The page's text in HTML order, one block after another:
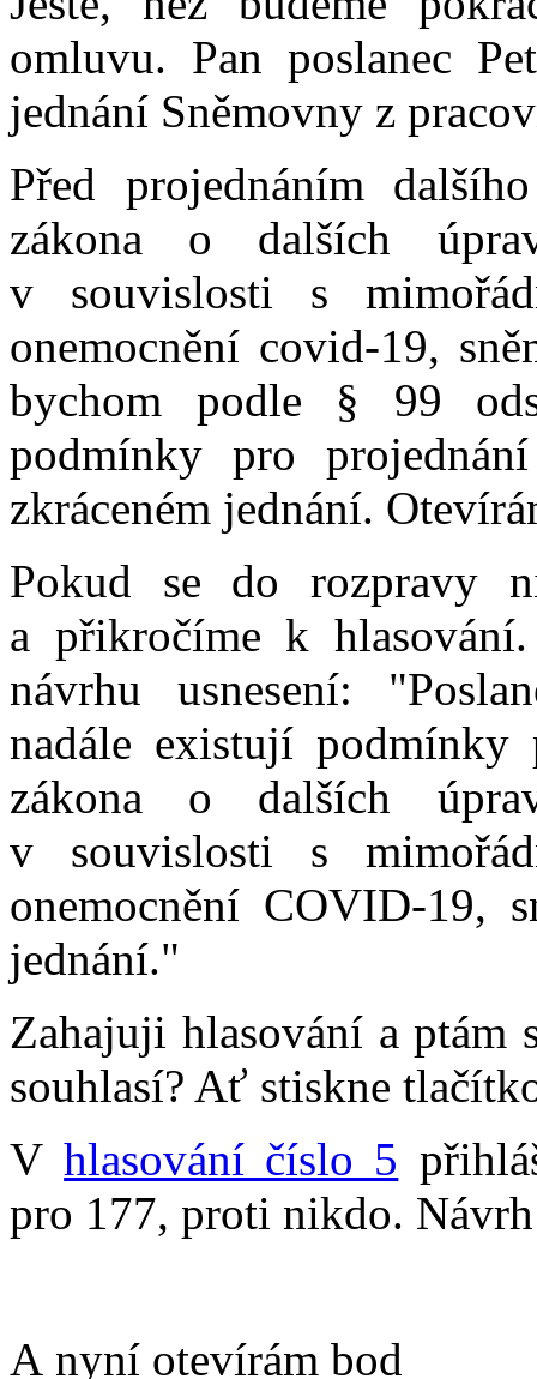
omluvu. Pan poslanec
jednání Sněmovny z
Před projednáním
zákona o dalších
v souvislosti s
onemocnění covid-19,
bychom podle § 99
podmínky pro
zkráceném jednání.
Pokud se do rozpravy
a přikročíme k
návrhu usnesení:
nadále existují podmínky
zákona o dalších
v souvislosti s
onemocnění COVID-19,
jednání."
Zahajuji hlasování a ptám
souhlasí? Ať stiskne
Vhlasování číslo 5
pro 177, proti nikdo.
A nyní otevírám bod